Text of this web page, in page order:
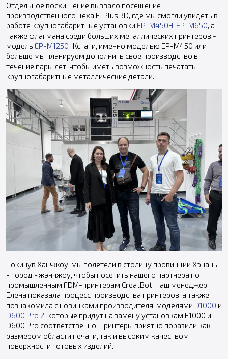
Отдельное восхищение вызвало посещение
производственного цеха E-Plus 3D, где мы смогли увидеть в
работе крупногабаритные установки EP-M450H, EP-M650, а
также флагмана среди больших металлических принтеров -
модель EP-M1250! Кстати, именно моделью EP-M450 или
больше мы планируем дополнить свое производство в
течение пары лет, чтобы иметь возможность печатать
крупногабаритные металлические детали.
Покинув Ханчжоу, мы полетели в столицу провинции Хэнань
- город Чжэнчжоу, чтобы посетить нашего партнера по
промышленным FDM-принтерам CreatBot. Наш менеджер
Елена показала процесс производства принтеров, а также
познакомила с новинками производителя: моделями D1000 и
D600 Pro 2, которые придут на замену установкам F1000 и
D600 Pro соответственно. Принтеры приятно поразили как
размером области печати, так и высоким качеством
поверхности готовых изделий.